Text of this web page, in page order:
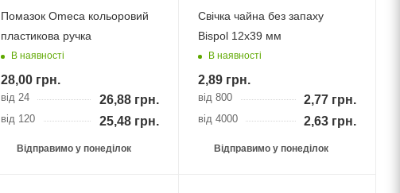
Помазок Оmeca кольоровий
пластикова ручка
В наявності
28,00грн.
від 24 26,88грн.
від 120 25,48грн.
Відправимо у понеділок
Свічка чайна без запаху
Bispol 12х39 мм
В наявності
2,89грн.
від 800 2,77 грн.
від 4000 2,63 грн.
Відправимо у понеділок